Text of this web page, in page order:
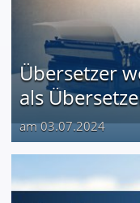
Übersetzer
als
am 03.07.2024